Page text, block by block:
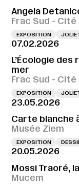
Angela
Frac Sud -
EXPOSITION
07.02.2026
L’Écologie
mer
Frac Sud -
EXPOSITION
23.05.2026
Carte blanche
Musée Ziem
EXPOSITION
20.05.2026
Mossi Traoré,
Mucem